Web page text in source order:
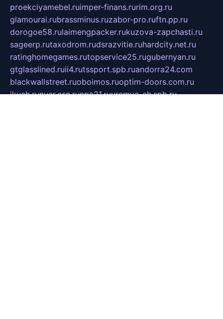
proekciyamebel.ruimper-finans.rurim.org.ru
glamourai.rubrassminus.ruzabor-pro.ruftn.pp.ru
dorogoe58.rulaimengpacker.rukuzova-zapchasti.ru
sageerp.rutaxodrom.rudsrazvitie.ruhardcity.net.ru
ratinghomegames.rutopservice25.rugubernyan.ru
gtglasslined.ruii4.rutssport.spb.ruandorra24.com
blackwallstreet.ruoboimos.ruoptim-doors.com.ru
ikuch.runycr.org.runpa21.ruvremya-ch.spb.ru